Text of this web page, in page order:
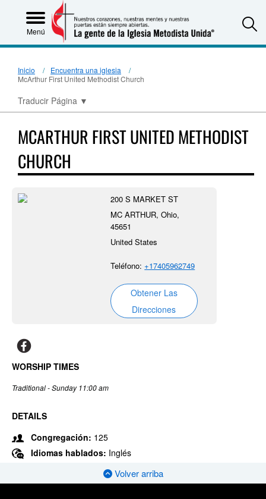
Menú
Inicio
Encuentra una iglesia
McArthur First United Methodist Church
Traducir Página ▼
MCARTHUR FIRST UNITED METHODIST
CHURCH
200 S MARKET ST
MC ARTHUR, Ohio,
45651
United States
Teléfono:+17405962749
Obtener Las
Direcciones
WORSHIP TIMES
Traditional - Sunday 11:00 am
DETAILS
Congregación: 125
Idiomas hablados: Inglés
Volver arriba